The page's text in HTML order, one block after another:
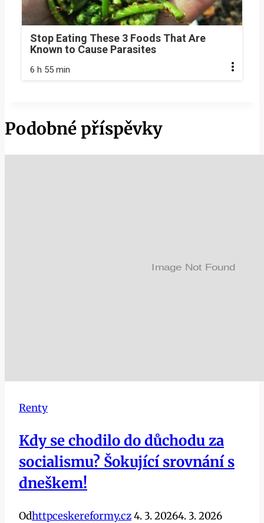
Stop Eating These 3 Foods That Are
Known to Cause Parasites
6 h 55 min
Podobné příspěvky
Renty
Kdy se chodilo do důchodu za
socialismu? Šokující srovnání s
dneškem!
Odhttpceskereformy.cz4. 3. 20264. 3. 2026